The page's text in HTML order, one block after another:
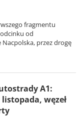
fragmentu
od
przez drogę
A1:
węzeł